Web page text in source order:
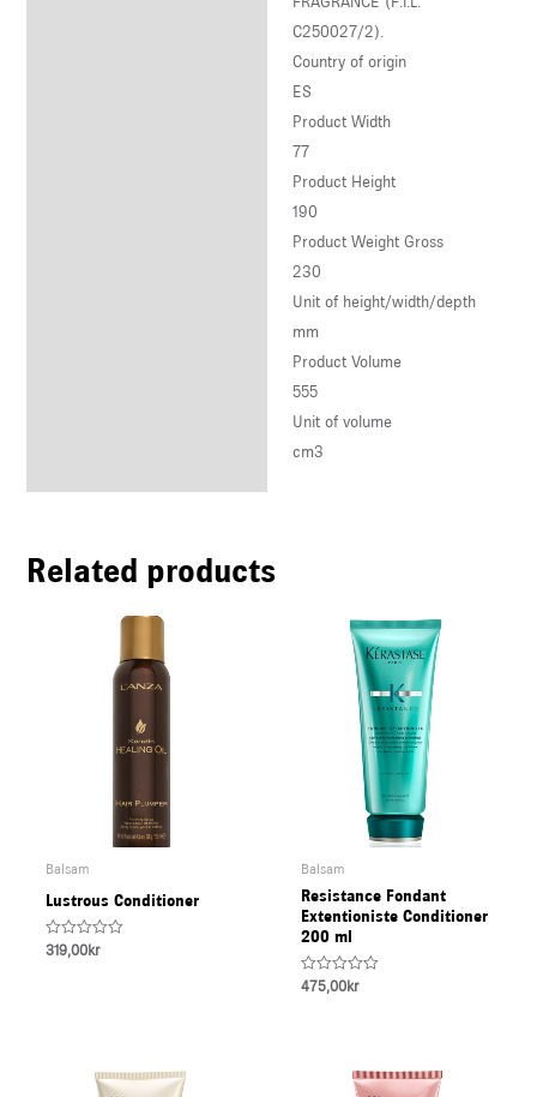
C250027/2).
Country of origin
ES
Product Width
77
Product Height
190
Product Weight Gross
230
Unit of height/width/depth
mm
Product Volume
555
Unit of volume
cm3
Related products
Balsam
Lustrous Conditioner
Rated
319,00kr
Balsam
Resistance Fondant
Extentioniste Conditioner
200 ml
Rated
475,00kr